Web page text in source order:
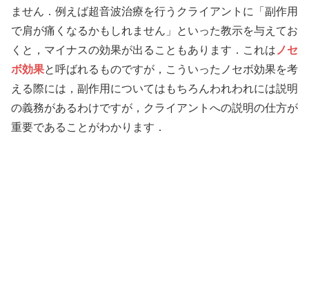
ません．例えば超音波治療を行うクライアントに「副作用
で肩が痛くなるかもしれません」といった教示を与えてお
くと，マイナスの効果が出ることもあります．これは ノセ
ボ効果と呼ばれるものですが，こういったノセボ効果を考
える際には，副作用についてはもちろんわれわれには説明
の義務があるわけですが，クライアントへの説明の仕方が
重要であることがわかります．